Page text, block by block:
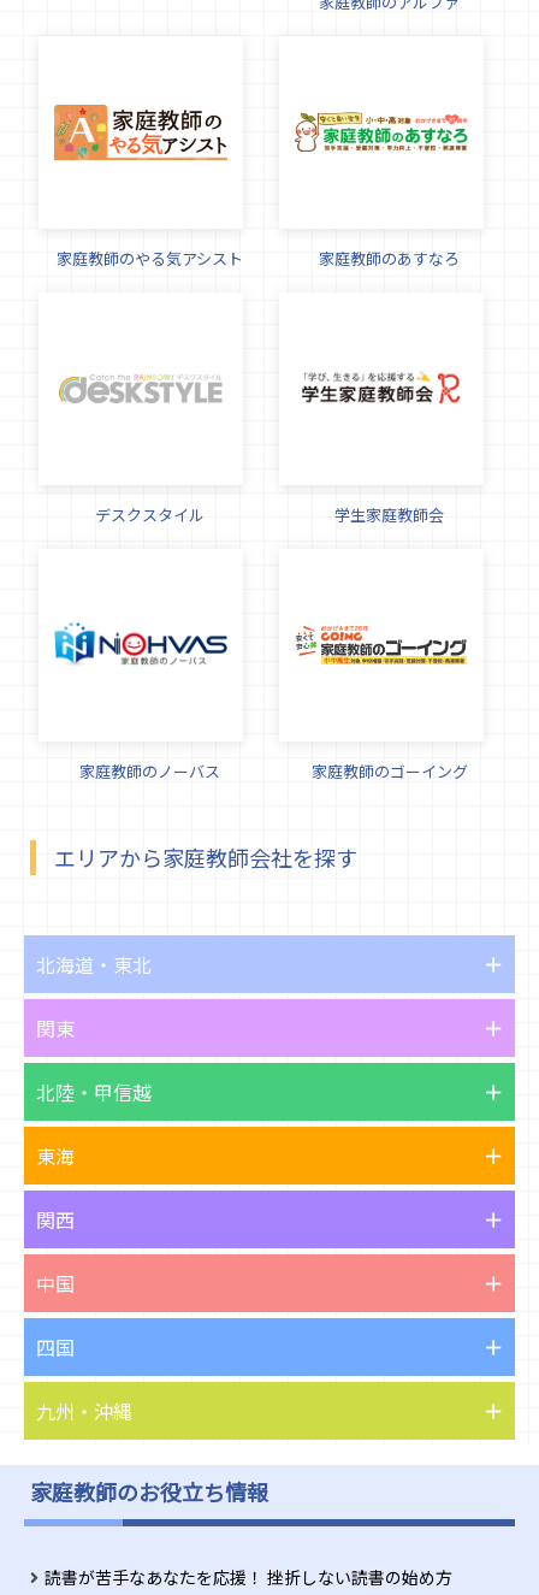
家庭教師のやる気アシスト 家庭教師のあすなろ
デスクスタイル 学生家庭教師会
家庭教師のノーバス 家庭教師のゴーイング
エリアから家庭教師会社を探す
北海道・東北
関東
北陸・甲信越
東海
関西
中国
四国
九州・沖縄
家庭教師のお役立ち情報
読書が苦手なあなたを応援！ 挫折しない読書の始め方